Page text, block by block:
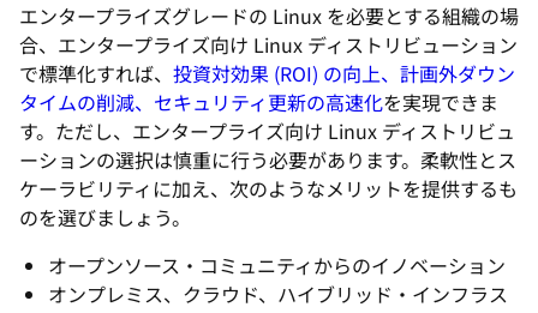
エンタープライズグレードの Linux を必要とする組織の場
合、エンタープライズ向け Linux ディストリビューション
で標準化すれば、 投資対効果 (ROI) の向上、計画外ダウン
タイムの削減、セキュリティ更新の高速化を実現できま
す。ただし、エンタープライズ向け Linux ディストリビュ
ーションの選択は慎重に行う必要があります。柔軟性とス
ケーラビリティに加え、次のようなメリットを提供するも
のを選びましょう。
オープンソース・コミュニティからのイノベーション
オンプレミス、クラウド、ハイブリッド・インフラス